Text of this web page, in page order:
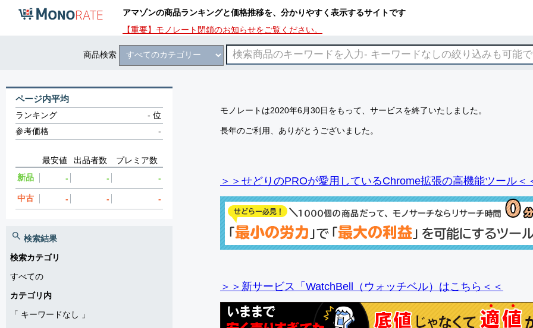
アマゾンの商品ランキングと価格推移を、分かりやすく表示するサイトです
【重要】モノレート閉鎖のお知らせをご覧ください。
商品検索
モノレートは2020年6月30日をもって、サービスを終了いたしました。
長年のご利用、ありがとうございました。
＞＞せどりのPROが愛用しているChrome拡張の高機能ツール＜
＞＞新サービス「WatchBell（ウォッチベル）はこちら＜＜
ページ内平均
ランキング -位
参考価格
-
最安値 出品者数
プレミア数
新品
- - -
中古 - - -
検索結果
検索カテゴリ
すべての
カテゴリ内
「 キーワードなし
」